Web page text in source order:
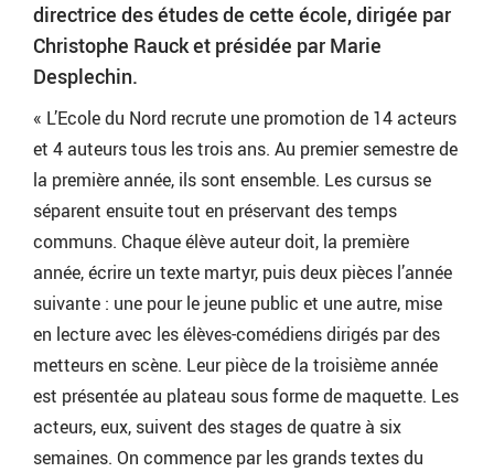
directrice des études de cette école, dirigée par
Christophe Rauck et présidée par Marie
Desplechin.
« L’Ecole du Nord recrute une promotion de 14 acteurs
et 4 auteurs tous les trois ans. Au premier semestre de
la première année, ils sont ensemble. Les cursus se
séparent ensuite tout en préservant des temps
communs. Chaque élève auteur doit, la première
année, écrire un texte martyr, puis deux pièces l’année
suivante : une pour le jeune public et une autre, mise
en lecture avec les élèves-comédiens dirigés par des
metteurs en scène. Leur pièce de la troisième année
est présentée au plateau sous forme de maquette. Les
acteurs, eux, suivent des stages de quatre à six
semaines. On commence par les grands textes du